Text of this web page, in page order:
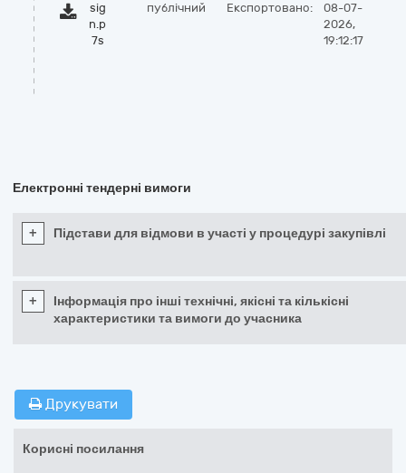
sig
n.p
7s
публічний Експортовано:
08-07-
2026,
19:12:17
Електронні тендерні вимоги
+ Підстави для відмови в участі у процедурі закупівлі
+
Інформація про інші технічні, якісні та кількісні
характеристики та вимоги до учасника
Друкувати
Корисні посилання